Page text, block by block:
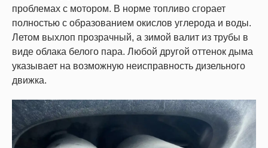
проблемах с мотором. В норме топливо сгорает
полностью с образованием окислов углерода и воды.
Летом выхлоп прозрачный, а зимой валит из трубы в
виде облака белого пара. Любой другой оттенок дыма
указывает на возможную неисправность дизельного
движка.